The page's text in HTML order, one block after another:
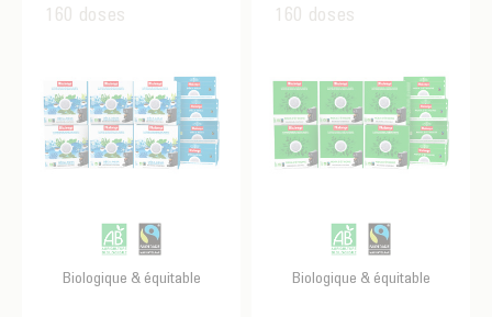
160 doses
Biologique & équitable
160 doses
Biologique & équitable